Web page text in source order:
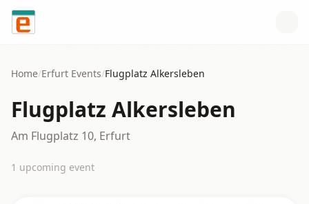
Skip to content
Home/Erfurt Events/Flugplatz Alkersleben
Flugplatz Alkersleben
Am Flugplatz 10, Erfurt
1 upcoming event